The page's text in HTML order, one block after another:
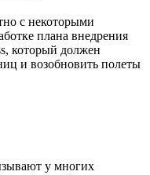
с некоторыми
плана внедрения
который должен
и возобновить полеты
у многих